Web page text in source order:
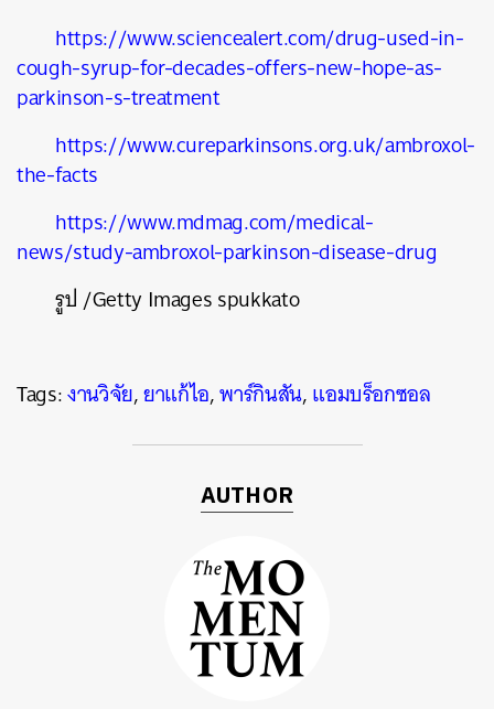
https://www.sciencealert.com/drug-used-in-
cough-syrup-for-decades-offers-new-hope-as-
parkinson-s-treatment
https://www.cureparkinsons.org.uk/ambroxol-
the-facts
https://www.mdmag.com/medical-
news/study-ambroxol-parkinson-disease-drug
รูป /Getty Imagesspukkato
Tags:งานวิจัย,ยาแก้ไอ,พาร์กินสัน,แอมบร็อกซอล
AUTHOR